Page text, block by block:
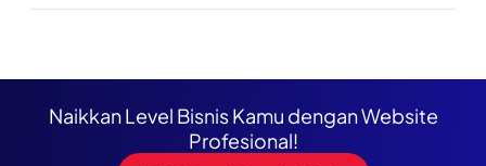
Naikkan Level Bisnis Kamu dengan Website
Profesional!